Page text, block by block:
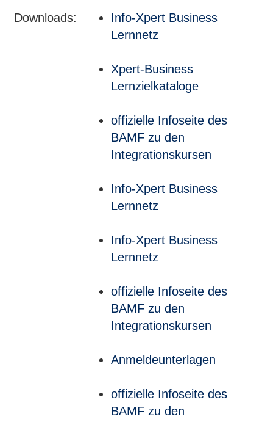
Downloads:
Info-Xpert Business
Lernnetz
Xpert-Business
Lernzielkataloge
offizielle Infoseite des
BAMF zu den
Integrationskursen
Info-Xpert Business
Lernnetz
Info-Xpert Business
Lernnetz
offizielle Infoseite des
BAMF zu den
Integrationskursen
Anmeldeunterlagen
offizielle Infoseite des
BAMF zu den